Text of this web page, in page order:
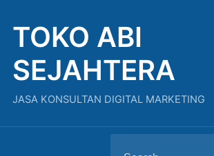
TOKO ABI
SEJAHTERA
JASA KONSULTAN DIGITAL MARKETING